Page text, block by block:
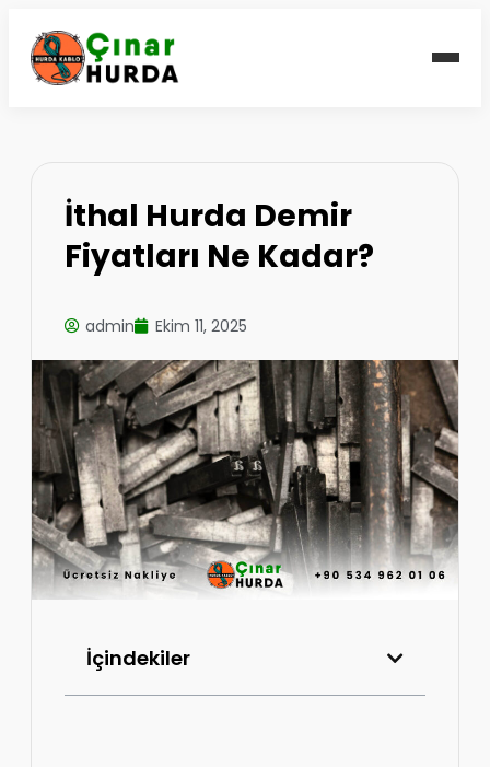
İthal Hurda Demir
Fiyatları Ne Kadar?
admin Ekim 11, 2025
İçindekiler